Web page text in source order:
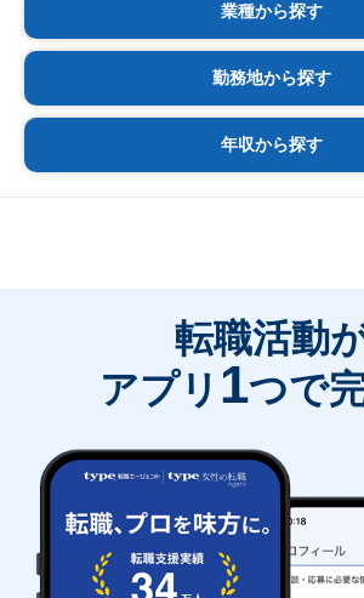
業種から探す
勤務地から探す
年収から探す
転職活動
アプリ 1つで